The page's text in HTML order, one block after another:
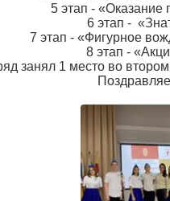
5 этап -
6 этап -
7 этап - «Фигурное
8 этап -
занял 1 место во